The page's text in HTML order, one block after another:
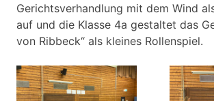
Gerichtsverhandlung mit dem Wind
auf und die Klasse 4a gestaltet das
von Ribbeck“ als kleines Rollenspiel.